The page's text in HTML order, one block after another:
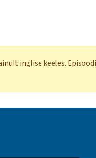
inglise keeles. Episoodi